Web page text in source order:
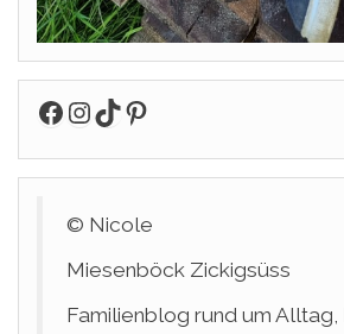
Facebook
Instagram
TikTok
Pinterest
© Nicole
Miesenböck Zickigsüss
Familienblog rund um Alltag,